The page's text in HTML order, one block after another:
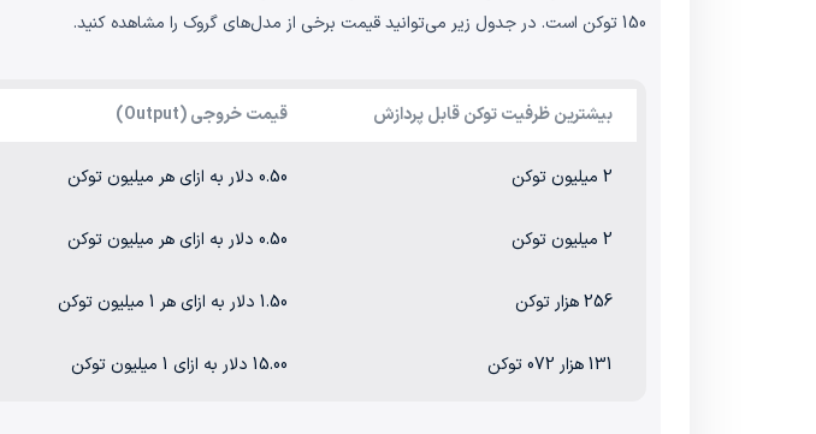
150 توکن است. در جدول زیر می‌توانید قیمت برخی از مدل‌های گروک را مشاهده کنید.
بیشترین ظرفیت توکن قابل پردازش قیمت خروجی (Output)
2 میلیون توکن 0.50 دلار به ازای هر میلیون توکن
2 میلیون توکن 0.50 دلار به ازای هر میلیون توکن
256 هزار توکن 1.50 دلار به ازای هر 1 میلیون توکن
131 هزار 072 توکن 15.00 دلار به ازای 1 میلیون توکن